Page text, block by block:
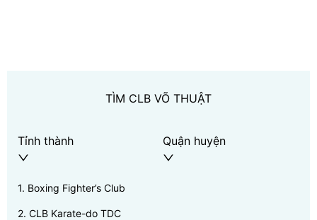
TÌM CLB VÕ THUẬT
Tỉnh thành Quận huyện
1. Boxing Fighter’s Club
2. CLB Karate-do TDC